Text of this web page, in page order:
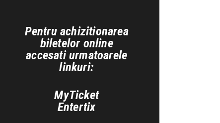
Pentru achizitionarea
biletelor online
accesati urmatoarele
linkuri:
MyTicket
Entertix